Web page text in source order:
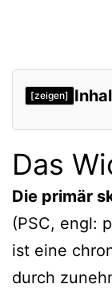
[zeigen]
Das
Die primär
(PSC, engl:
ist eine
durch